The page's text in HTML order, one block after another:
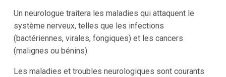
Un neurologue traitera les maladies qui attaquent le
système nerveux, telles que les infections
(bactériennes, virales, fongiques) et les cancers
(malignes ou bénins).
Les maladies et troubles neurologiques sont courants